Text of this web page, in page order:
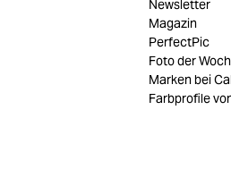
Newsletter
Magazin
PerfectPic
Foto der
Marken bei
Farbprofile